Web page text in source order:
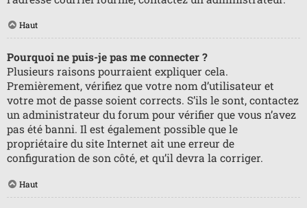
Haut
Pourquoi ne puis-je pas me connecter ?
Plusieurs raisons pourraient expliquer cela.
Premièrement, vérifiez que votre nom d’utilisateur et
votre mot de passe soient corrects. S’ils le sont, contactez
un administrateur du forum pour vérifier que vous n’avez
pas été banni. Il est également possible que le
propriétaire du site Internet ait une erreur de
configuration de son côté, et qu’il devra la corriger.
Haut